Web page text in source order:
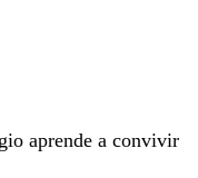
aprende a convivir